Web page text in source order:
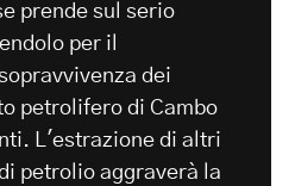
prende sul serio
per il
dei
petrolifero di Cambo
L'estrazione di altri
petrolio aggraverà la